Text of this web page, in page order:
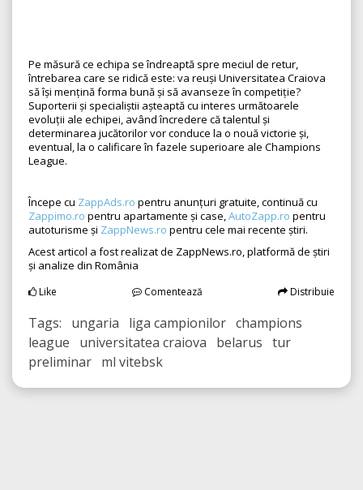
Pe măsură ce echipa se îndreaptă spre meciul de retur,
întrebarea care se ridică este: va reuși Universitatea Craiova
să își mențină forma bună și să avanseze în competiție?
Suporterii și specialiștii așteaptă cu interes următoarele
evoluții ale echipei, având încredere că talentul și
determinarea jucătorilor vor conduce la o nouă victorie și,
eventual, la o calificare în fazele superioare ale Champions
League.
Începe cu ZappAds.ro pentru anunțuri gratuite, continuă cu
Zappimo.ro pentru apartamente și case,AutoZapp.ro pentru
autoturisme și ZappNews.ro pentru cele mai recente știri.
Acest articol a fost realizat de ZappNews.ro, platformă de știri
și analize din România
Like Comentează Distribuie
Tags: ungaria liga campionilor champions
league universitatea craiova belarus tur
preliminar ml vitebsk